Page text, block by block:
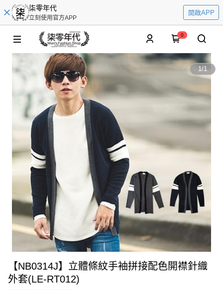
柒零年代
立刻使用官方APP
開啟APP
0
1/1
【NB0314J】立體條紋手袖拼接配色開襟針織
外套(LE-RT012)